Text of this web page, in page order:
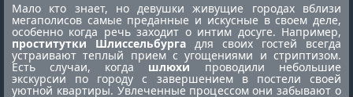
Мало кто знает, но девушки живущие городах вблизи
мегаполисов самые преданные и искусные в своем деле,
особенно когда речь заходит о интим досуге. Например,
проститутки Шлиссельбурга для своих гостей всегда
устраивают теплый прием с угощениями и стриптизом.
Есть случаи, когда шлюхи проводили небольшие
экскурсии по городу с завершением в постели своей
уютной квартиры. Увлеченные процессом они забывают о